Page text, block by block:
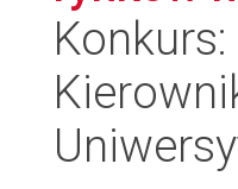
Konkurs: